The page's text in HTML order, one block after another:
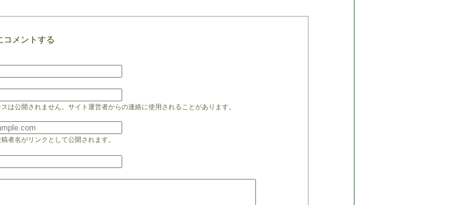
コメントする
スは公開されません。サイト運営者からの連絡に使用されることがあります。
者名がリンクとして公開されます。